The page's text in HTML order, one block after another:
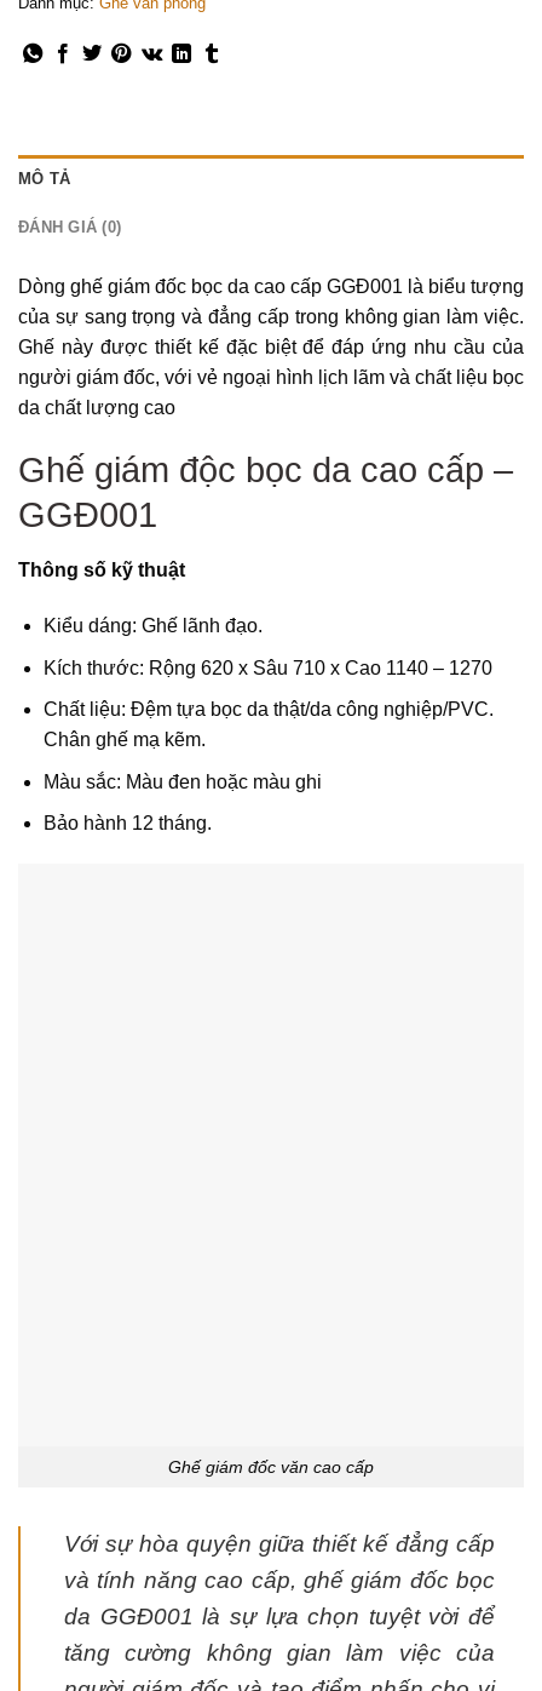
MÔ TẢ
ĐÁNH GIÁ (0)
Dòng ghế giám đốc bọc da cao cấp GGĐ001 là biểu tượng
của sự sang trọng và đẳng cấp trong không gian làm việc.
Ghế này được thiết kế đặc biệt để đáp ứng nhu cầu của
người giám đốc, với vẻ ngoại hình lịch lãm và chất liệu bọc
da chất lượng cao
Ghế giám độc bọc da cao cấp –
GGĐ001
Thông số kỹ thuật
Kiểu dáng: Ghế lãnh đạo.
Kích thước: Rộng 620 x Sâu 710 x Cao 1140 – 1270
Chất liệu: Đệm tựa bọc da thật/da công nghiệp/PVC.
Chân ghế mạ kẽm.
Màu sắc: Màu đen hoặc màu ghi
Bảo hành 12 tháng.
Ghế giám đốc văn cao cấp
Với sự hòa quyện giữa thiết kế đẳng cấp
và tính năng cao cấp, ghế giám đốc bọc
da GGĐ001 là sự lựa chọn tuyệt vời để
tăng cường không gian làm việc của